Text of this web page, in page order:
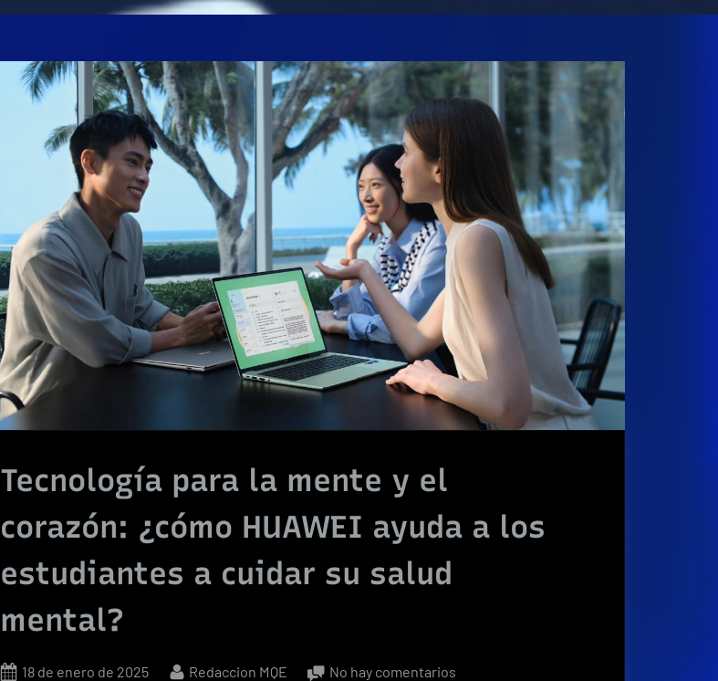
Tecnología para la mente y el
corazón: ¿cómo HUAWEI ayuda a los
estudiantes a cuidar su salud
mental?
Posted
18 de enero de 2025 By
Redaccion MQE No hay comentarios